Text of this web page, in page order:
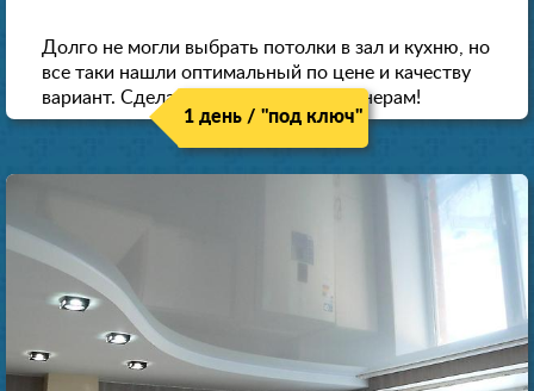
Долго не могли выбрать потолки в зал и кухню, но
все таки нашли оптимальный по цене и качеству
вариант. Сделали скидку как пенсионерам!
1 день / "под ключ"